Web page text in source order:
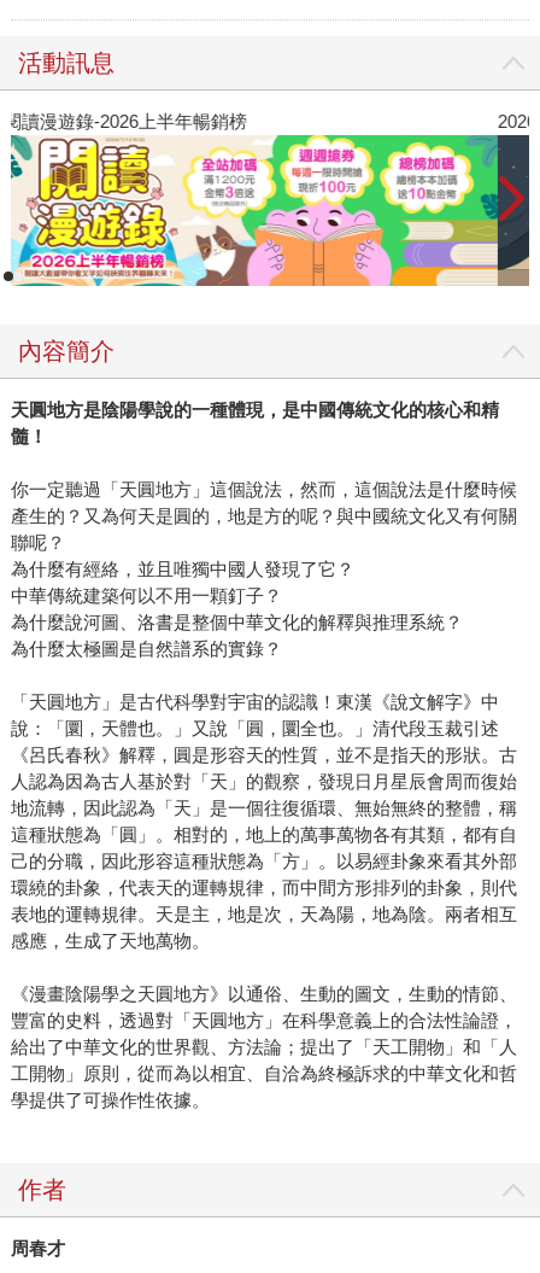
活動訊息
閱讀漫遊錄-2026上半年暢銷榜
內容簡介
天圓地方是陰陽學說的一種體現，是中國傳統文化的核心和精
髓！
你一定聽過「天圓地方」這個說法，然而，這個說法是什麼時候
產生的？又為何天是圓的，地是方的呢？與中國統文化又有何關
聯呢？
為什麼有經絡，並且唯獨中國人發現了它？
中華傳統建築何以不用一顆釘子？
為什麼說河圖、洛書是整個中華文化的解釋與推理系統？
為什麼太極圖是自然譜系的實錄？
「天圓地方」是古代科學對宇宙的認識！東漢《說文解字》中
說：「圜，天體也。」又說「圓，圜全也。」清代段玉裁引述
《呂氏春秋》解釋，圓是形容天的性質，並不是指天的形狀。古
人認為因為古人基於對「天」的觀察，發現日月星辰會周而復始
地流轉，因此認為「天」是一個往復循環、無始無終的整體，稱
這種狀態為「圓」。相對的，地上的萬事萬物各有其類，都有自
己的分職，因此形容這種狀態為「方」。以易經卦象來看其外部
環繞的卦象，代表天的運轉規律，而中間方形排列的卦象，則代
表地的運轉規律。天是主，地是次，天為陽，地為陰。兩者相互
感應，生成了天地萬物。
《漫畫陰陽學之天圓地方》以通俗、生動的圖文，生動的情節、
豐富的史料，透過對「天圓地方」在科學意義上的合法性論證，
給出了中華文化的世界觀、方法論；提出了「天工開物」和「人
工開物」原則，從而為以相宜、自洽為終極訴求的中華文化和哲
學提供了可操作性依據。
作者
周春才